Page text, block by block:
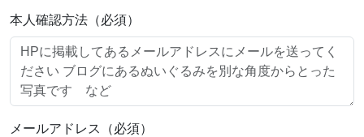
本人確認方法（必須）
メールアドレス（必須）